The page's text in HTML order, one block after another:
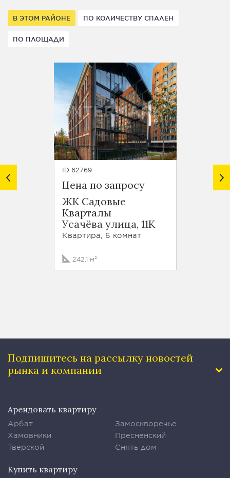
В ЭТОМ РАЙОНЕ ПО КОЛИЧЕСТВУ СПАЛЕН
ПО ПЛОЩАДИ
ID 62769
Цена по запросу
ЖК Садовые
Кварталы
Усачёва улица, 11К
Квартира, 6 комнат
242.1 м²
Подпишитесь на рассылку новостей
рынка и компании
Арендовать квартиру
Арбат
Хамовники
Тверской
Замоскворечье
Пресненский
Снять дом
Купить квартиру